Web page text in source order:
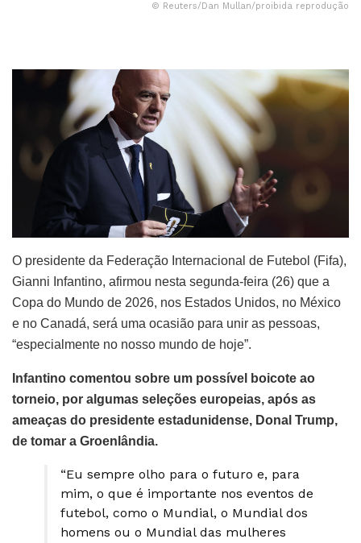
© Reuters/Dan Mullan/proibida reprodução
O presidente da Federação Internacional de Futebol (Fifa),
Gianni Infantino, afirmou nesta segunda-feira (26) que a
Copa do Mundo de 2026, nos Estados Unidos, no México
e no Canadá, será uma ocasião para unir as pessoas,
“especialmente no nosso mundo de hoje”.
Infantino comentou sobre um possível boicote ao
torneio, por algumas seleções europeias, após as
ameaças do presidente estadunidense, Donal Trump,
de tomar a Groenlândia.
“Eu sempre olho para o futuro e, para
mim, o que é importante nos eventos de
futebol, como o Mundial, o Mundial dos
homens ou o Mundial das mulheres